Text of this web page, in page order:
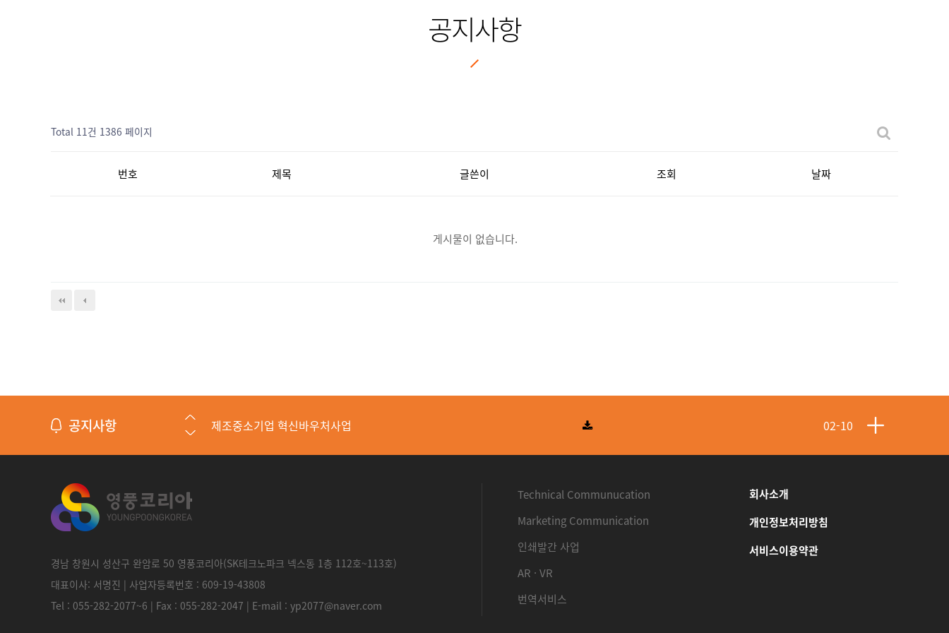
공지사항
Total 11건 1386 페이지
번호 제목 글쓴이 조회 날짜
게시물이 없습니다.
공지사항 제조중소기업 혁신바우처사업 02-10
직접생산확인증명서
경남 창원시 성산구 완암로 50 영풍코리아(SK테크노파크 넥스동 1층 112호~113호)
대표이사: 서명진 | 사업자등록번호 : 609-19-43808
Tel : 055-282-2077~6 | Fax : 055-282-2047 | E-mail : yp2077@naver.com
Technical Communucation
Marketing Communication
인쇄발간 사업
AR · VR
번역서비스
회사소개
개인정보처리방침
서비스이용약관